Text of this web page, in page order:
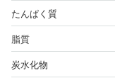
たんぱく質
脂質
炭水化物